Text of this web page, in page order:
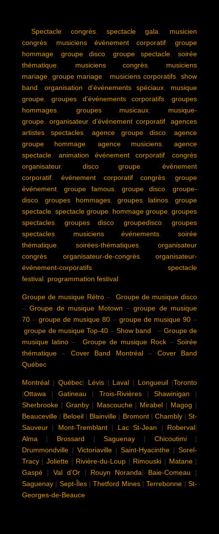
Spectacle congrès,spectacle gala
musicien
congrès, musiciens événement corporatif ,groupe
hommage, groupe disco,groupe spectacle ,soirée
thématique, musiciens congrès
musiciens
mariage, groupe mariage musiciens corporatifs ,show
band ,organisation d’événements spéciaux, musique
groupe,groupes d’événements corporatifs,groupes
hommages, groupes musicaux
musique-
groupe,organisateur d’événement corporatif,agences
artistes spectacles, agence groupe disco ,agence
groupe hommage,agence musiciens ,agence
spectacle,animation événement corporatif,congrès
organisateur, disco groupe ,événement
corporatif, événement corporatif congrès ,groupe
événement, groupe famous,groupe disco ,groupe-
disco,groupes hommages,groupes latinos,groupe
spectacle, spectacle groupe, hommage groupe ,groupes
spectacles, groupes disco ,groupedisco ,groupes
spectacles, musiciens événements,soirée
thématique, soirées-thématiques ,organisateur
congrès, organisateur-de-congrès,organisateur-
événement-corporatifs,spectacle
festival, programmation festival.
Groupe de musique Rétro– Groupe de musique disco
– Groupe de musique Motown –groupe de musique
70 –groupe de musique 80 – groupe de musique 90 –
groupe de musique Top-40 – Show band – Groupe de
musique latino – Groupe de musique Rock–Soirée
thématique– Cover Band Montréal– Cover Band
Québec
Montréal| Québec| Lévis| Laval | Longueuil |Toronto
|Ottawa |Gatineau | Trois-Rivières|Shawinigan |
Sherbrooke| Granby| Mascouche| Mirabel | Magog |
Beauceville| Beloeil | Blainville | Bromont| Chambly|St-
Sauveur| Mont-Tremblant| Lac St-Jean | Roberval|
Alma | Brossard |Saguenay | Chicoutimi|
Drummondville| Victoriaville|Saint-Hyacinthe |Sorel-
Tracy| Joliette | Rivière-du-Loup | Rimouski | Matane|
Gaspé| Val d’Or| Rouyn Noranda| Baie-Comeau |
Saguenay| Sept-Îles|Thetford Mines|Terrebonne |St-
Georges-de-Beauce